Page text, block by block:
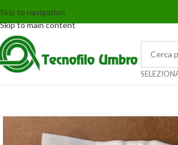
Skip to navigation
Skip to main content